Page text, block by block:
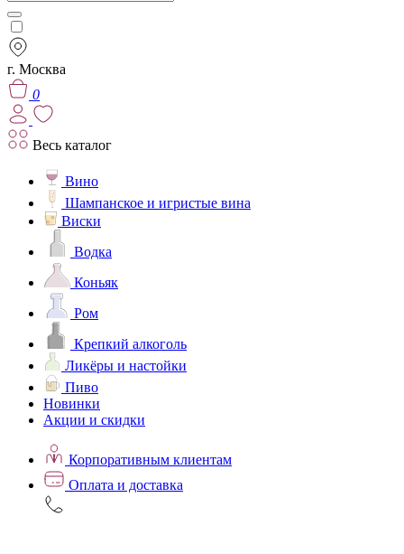
г. Москва
0
Весь каталог
Вино
Шампанское и игристые вина
Виски
Водка
Коньяк
Ром
Крепкий алкоголь
Ликёры и настойки
Пиво
Новинки
Акции и скидки
Корпоративным клиентам
Оплата и доставка